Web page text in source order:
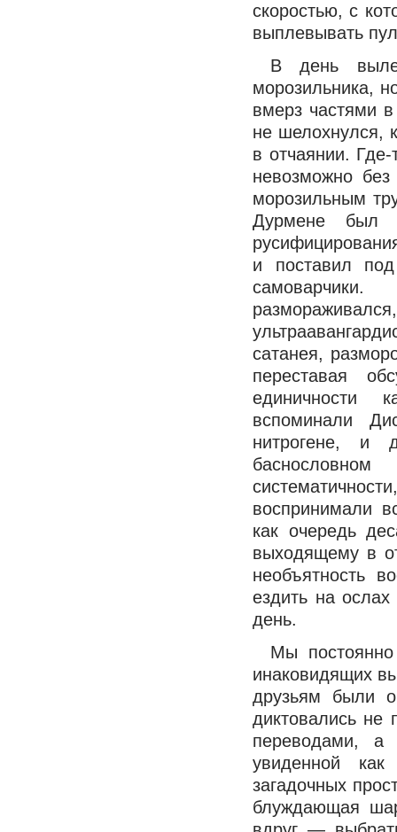
скоростью, с
выплевывать
В день
морозильника,
вмерз частями
не шелохнулся,
в отчаянии.
невозможно
морозильным
Дурмене был
и поставил
сатанея,
переставая
единичности
вспоминали
нитрогене, и
воспринимали
как очередь
выходящему в
необъятность
ездить на
день.
Мы постоянно
инаковидящих
друзьям были
диктовались не
переводами, а
увиденной
загадочных
блуждающая